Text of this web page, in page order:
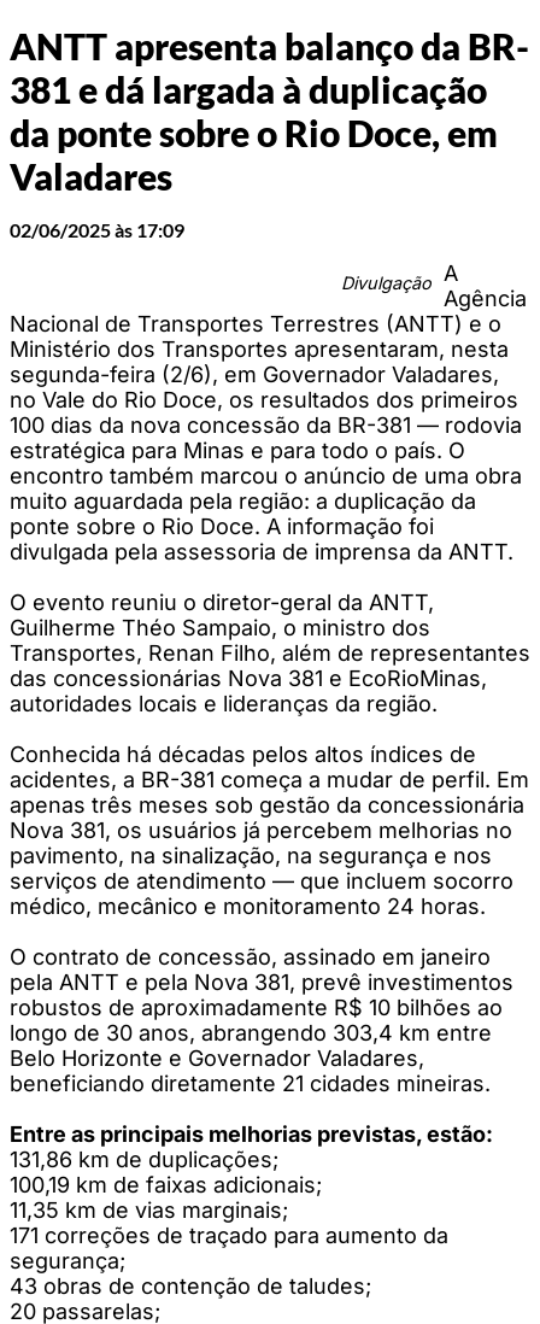
ANTT apresenta balanço da BR-
381 e dá largada à duplicação
da ponte sobre o Rio Doce, em
Valadares
02/06/2025 às 17:09
Divulgação
A
Agência
Nacional de Transportes Terrestres (ANTT) e o
Ministério dos Transportes apresentaram, nesta
segunda-feira (2/6), em Governador Valadares,
no Vale do Rio Doce, os resultados dos primeiros
100 dias da nova concessão da BR-381 — rodovia
estratégica para Minas e para todo o país. O
encontro também marcou o anúncio de uma obra
muito aguardada pela região: a duplicação da
ponte sobre o Rio Doce. A informação foi
divulgada pela assessoria de imprensa da ANTT.
O evento reuniu o diretor-geral da ANTT,
Guilherme Théo Sampaio, o ministro dos
Transportes, Renan Filho, além de representantes
das concessionárias Nova 381 e EcoRioMinas,
autoridades locais e lideranças da região.
Conhecida há décadas pelos altos índices de
acidentes, a BR-381 começa a mudar de perfil. Em
apenas três meses sob gestão da concessionária
Nova 381, os usuários já percebem melhorias no
pavimento, na sinalização, na segurança e nos
serviços de atendimento — que incluem socorro
médico, mecânico e monitoramento 24 horas.
O contrato de concessão, assinado em janeiro
pela ANTT e pela Nova 381, prevê investimentos
robustos de aproximadamente R$ 10 bilhões ao
longo de 30 anos, abrangendo 303,4 km entre
Belo Horizonte e Governador Valadares,
beneficiando diretamente 21 cidades mineiras.
Entre as principais melhorias previstas, estão:
131,86 km de duplicações;
100,19 km de faixas adicionais;
11,35 km de vias marginais;
171 correções de traçado para aumento da
segurança;
43 obras de contenção de taludes;
20 passarelas;